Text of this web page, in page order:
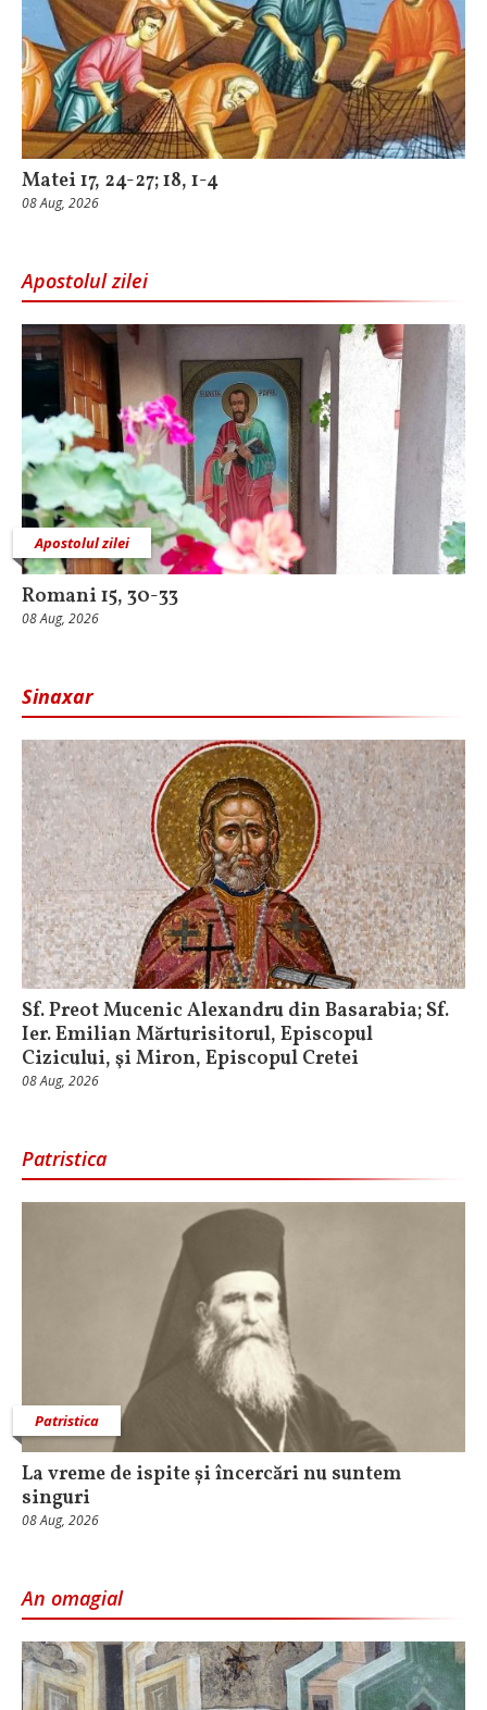
Matei 17, 24-27; 18, 1-4
08 Aug, 2026
Apostolul zilei
Apostolul zilei
Romani 15, 30-33
08 Aug, 2026
Sinaxar
Sf. Preot Mucenic Alexandru din Basarabia; Sf.
Ier. Emilian Mărturisitorul, Episcopul
Cizicului, şi Miron, Episcopul Cretei
08 Aug, 2026
Patristica
Patristica
La vreme de ispite și încercări nu suntem
singuri
08 Aug, 2026
An omagial